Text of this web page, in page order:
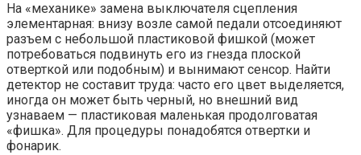
На «механике» замена выключателя сцепления
элементарная: внизу возле самой педали отсоединяют
разъем с небольшой пластиковой фишкой (может
потребоваться подвинуть его из гнезда плоской
отверткой или подобным) и вынимают сенсор. Найти
детектор не составит труда: часто его цвет выделяется,
иногда он может быть черный, но внешний вид
узнаваем — пластиковая маленькая продолговатая
«фишка». Для процедуры понадобятся отвертки и
фонарик.